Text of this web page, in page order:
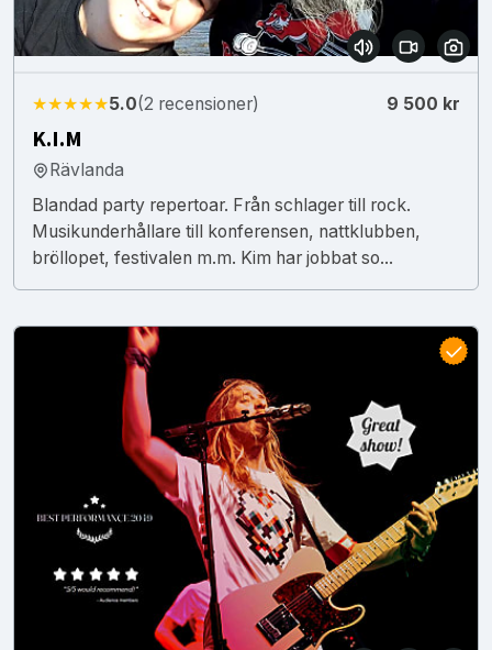
★★★★★5.0(2 recensioner) 9 500 kr
K.I.M
Rävlanda
Blandad party repertoar. Från schlager till rock.
Musikunderhållare till konferensen, nattklubben,
bröllopet, festivalen m.m. Kim har jobbat so...